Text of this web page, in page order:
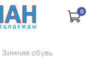
0
Зимняя обувь